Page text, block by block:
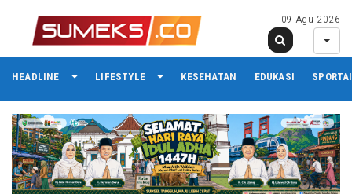
09 Agu 2026
HEADLINE LIFESTYLE KESEHATAN EDUKASI